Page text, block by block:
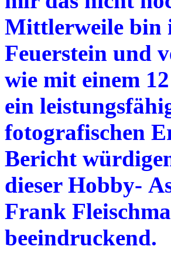
Mittlerweile bin
Feuerstein und
wie mit einem
ein
fotografischen
Bericht
dieser Hobby-
Frank
beeindruckend.